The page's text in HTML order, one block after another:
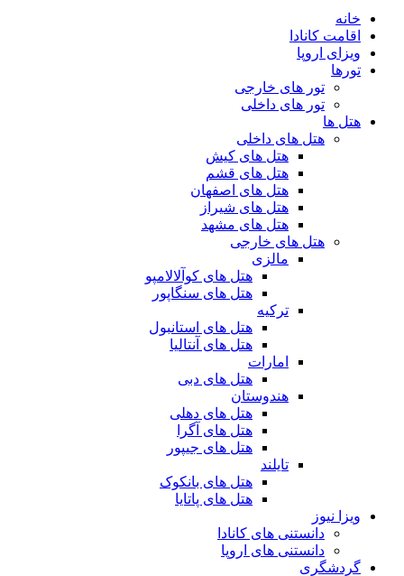
خانه
اقامت کانادا
ویزای اروپا
تورها
تور های خارجی
تور های داخلی
هتل ها
هتل های داخلی
هتل های کیش
هتل های قشم
هتل های اصفهان
هتل های شیراز
هتل های مشهد
هتل های خارجی
مالزی
هتل های کوآلالامپو
هتل های سنگاپور
ترکیه
هتل های استانبول
هتل های آنتالیا
امارات
هتل های دبی
هندوستان
هتل های دهلی
هتل های آگرا
هتل های جیپور
تایلند
هتل های بانکوک
هتل های پاتایا
ویزا نیوز
دانستنی های کانادا
دانستنی های اروپا
گردشگری